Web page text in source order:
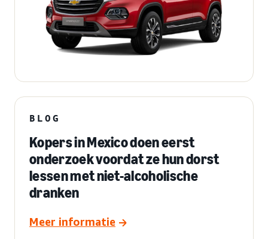
BLOG
Kopers in Mexico doen eerst
onderzoek voordat ze hun dorst
lessen met niet-alcoholische
dranken
Meer informatie